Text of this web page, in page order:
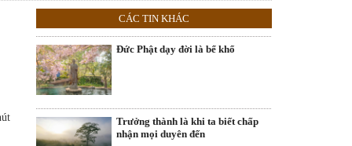
CÁC TIN KHÁC
Đức Phật dạy đời là bể khổ
Trưởng thành là khi ta biết chấp
nhận mọi duyên đến